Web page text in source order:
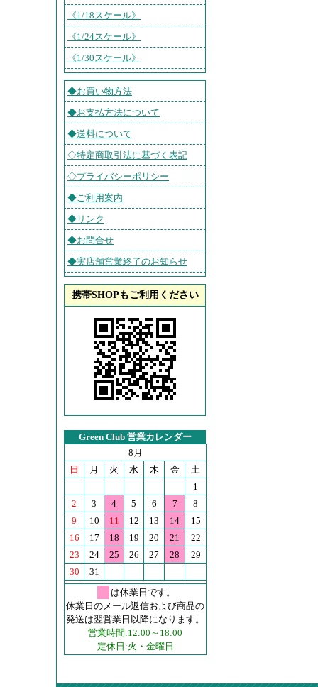
《1/18スケール》
《1/24スケール》
《1/30スケール》
◆お買い物方法
◆お支払方法について
◆送料について
◇特定商取引法に基づく表記
◇プライバシーポリシー
◆ご利用案内
◆リンク
◆お問合せ
◆実店舗営業終了のお知らせ
携帯SHOPもご利用ください
Green Club 営業カレンダー
8月
日
月 火 水 木 金
土
1
2
3 4 5 6 7
8
9
10 11 12 13 14
15
16
17 18 19 20 21
22
23
24 25 26 27 28
29
30
31
は休業日です。
休業日のメール返信および商品の
発送は翌営業日以降になります。
営業時間:12:00～18:00
定休日:火・金曜日